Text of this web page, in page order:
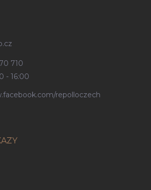
710
- 16:00
repolloczech